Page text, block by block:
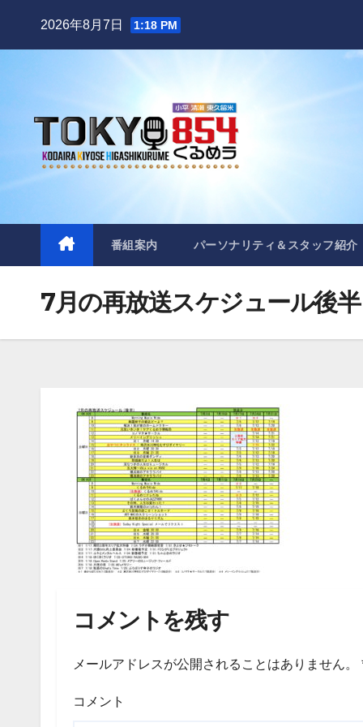
2026年8月7日 1:18 PM
番組案内 パーソナリティ＆スタッフ紹介
7月の再放送スケジュール後半
コメントを残す
メールアドレスが公開されることはありません。
コメント